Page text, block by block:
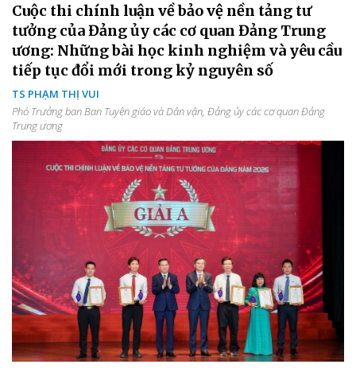
Cuộc thi chính luận về bảo vệ nền tảng tư
tưởng của Đảng ủy các cơ quan Đảng Trung
ương: Những bài học kinh nghiệm và yêu cầu
tiếp tục đổi mới trong kỷ nguyên số
TS PHẠM THỊ VUI
Phó Trưởng ban Ban Tuyên giáo và Dân vận, Đảng ủy các cơ quan Đảng
Trung ương